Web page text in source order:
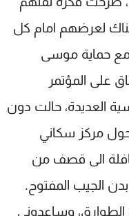
لعرضهم امام كل
مع حماية موسى
على المؤتمر
العديدة، حالت دون
مركز سكاني
الى قصف من
الجيب المفتوح.
وساعدوني